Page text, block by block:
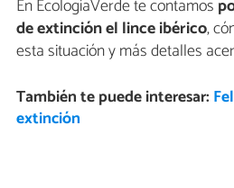
En EcologíaVerde te contamos
de extinción el lince ibérico,
esta situación y más detalles
También te puede interesar:
extinción